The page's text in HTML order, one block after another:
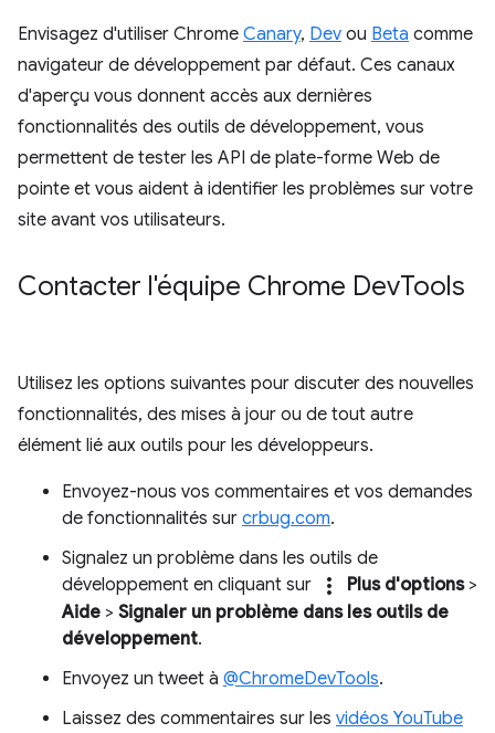
Envisagez d'utiliser Chrome Canary, Dev ou Beta comme
navigateur de développement par défaut. Ces canaux
d'aperçu vous donnent accès aux dernières
fonctionnalités des outils de développement, vous
permettent de tester les API de plate-forme Web de
pointe et vous aident à identifier les problèmes sur votre
site avant vos utilisateurs.
Contacter l'équipe Chrome DevTools
Utilisez les options suivantes pour discuter des nouvelles
fonctionnalités, des mises à jour ou de tout autre
élément lié aux outils pour les développeurs.
Envoyez-nous vos commentaires et vos demandes
de fonctionnalités sur crbug.com.
Signalez un problème dans les outils de
développement en cliquant sur
more_vert Plus d'options>
Aide > Signaler un problème dans les outils de
développement.
Envoyez un tweet à @ChromeDevTools.
Laissez des commentaires sur les vidéos YouTube